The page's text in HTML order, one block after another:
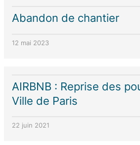
Abandon de chantier
12 mai 2023
AIRBNB : Reprise des
Ville de Paris
22 juin 2021